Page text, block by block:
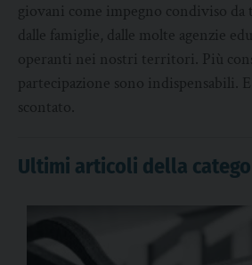
giovani come impegno condiviso da
dalle famiglie, dalle molte agenzie
operanti nei nostri territori. Più
partecipazione sono indispensabili.
scontato.
Ultimi articoli della